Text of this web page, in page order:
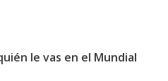
le vas en el Mundial